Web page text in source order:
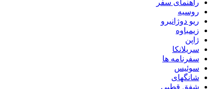
راهنمای سفر
روسیه
ریو دوژانیرو
زیمباوه
ژاپن
سریلانکا
سفرنامه ها
سوئیس
شانگهای
شفق قطبی